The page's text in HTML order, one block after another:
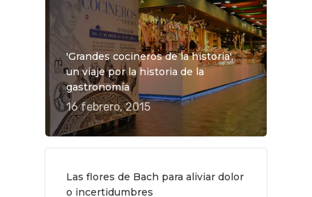
'Grandes cocineros de la historia',
un viaje por la historia de la
gastronomía
16 febrero, 2015
Las flores de Bach para aliviar dolor
o incertidumbres